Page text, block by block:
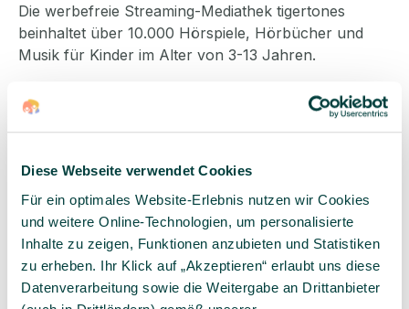
Diese Webseite verwendet Cookies
Für ein optimales Website-Erlebnis nutzen wir Cookies
und weitere Online-Technologien, um personalisierte
Inhalte zu zeigen, Funktionen anzubieten und Statistiken
zu erheben. Ihr Klick auf „Akzeptieren“ erlaubt uns diese
Datenverarbeitung sowie die Weitergabe an Drittanbieter
Die werbefreie Streaming-Mediathek tigertones
beinhaltet über 10.000 Hörspiele, Hörbücher und
Musik für Kinder im Alter von 3-13 Jahren.
von einem Expertenteam kuratierte Inhalte
über 230 beliebte Kinderhelden wie Paw Patrol,
Bibi & Tina oder Pippi Langstrumpf sowie aktuelle
Kinderlieder zum Mitsingen und Mittanzen<
Playlists zu saisonalen Themen wie Fasching,
Ostern oder Weihnachten
Bildergalerie überspringen